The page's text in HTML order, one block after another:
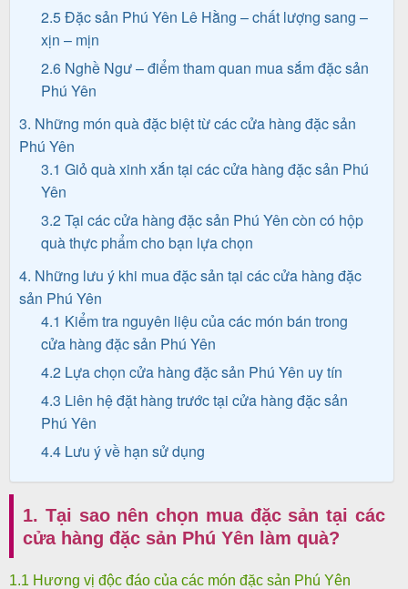
Tuyển
Liên
2.5 Đặc sản Phú Yên Lê Hằng – chất lượng sang –
xịn – mịn
2.6 Nghề Ngư – điểm tham quan mua sắm đặc sản
Phú Yên
3. Những món quà đặc biệt từ các cửa hàng đặc sản
Phú Yên
3.1 Giỏ quà xinh xắn tại các cửa hàng đặc sản Phú
Yên
3.2 Tại các cửa hàng đặc sản Phú Yên còn có hộp
quà thực phẩm cho bạn lựa chọn
4. Những lưu ý khi mua đặc sản tại các cửa hàng đặc
sản Phú Yên
4.1 Kiểm tra nguyên liệu của các món bán trong
cửa hàng đặc sản Phú Yên
4.2 Lựa chọn cửa hàng đặc sản Phú Yên uy tín
4.3 Liên hệ đặt hàng trước tại cửa hàng đặc sản
Phú Yên
4.4 Lưu ý về hạn sử dụng
1. Tại sao nên chọn mua đặc sản tại các
cửa hàng đặc sản Phú Yên làm quà?
1.1 Hương vị độc đáo của các món đặc sản Phú Yên